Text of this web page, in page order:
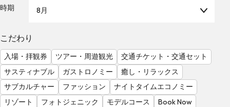
調
べ
る
天
気
を
見
る
時期 8月
こだわり
入場・拝観券 ツアー・周遊観光
交通チケット・交通セット
サスティナブル
ガストロノミー
癒し・リラックス
サブカルチャー
ファッション
ナイトタイムエコノミー
リゾート
フォトジェニック モデルコース Book Now